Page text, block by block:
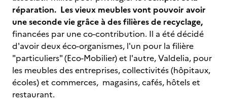
réparation. Les vieux meubles vont pouvoir avoir
une seconde vie grâce à des filières de recyclage,
financées par une co-contribution. Il a été décidé
d'avoir deux éco-organismes, l'un pour la filière
"particuliers" (Eco-Mobilier) et l'autre, Valdelia, pour
les meubles des entreprises, collectivités (hôpitaux,
écoles) et commerces, magasins, cafés, hôtels et
restaurant.